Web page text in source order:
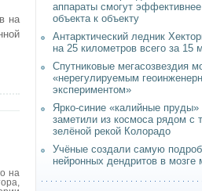
на
на
аппараты смогут
объекта к объекту
Антарктический ледник
на 25 километров всего за 15
Спутниковые мегасозвездия
«нерегулируемым
экспериментом»
Ярко-синие «калийные
заметили из космоса рядом с
зелёной рекой Колорадо
Учёные создали самую
нейронных дендритов в